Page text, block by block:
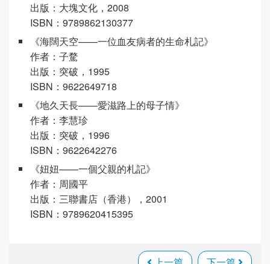
出版：大塊文化，2008
ISBN：9789862130377
《海闊天空——一位血友病者的生命札記》
作者：子騖
出版：突破，1995
ISBN：9622649718
《地久天長——愛滋路上的母子情》
作者：李慧珍
出版：突破，1996
ISBN：9622642276
《妞妞——一個父親的札記》
作者：周國平
出版：三聯書店（香港），2001
ISBN：9789620415395